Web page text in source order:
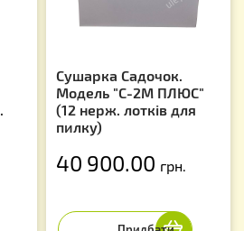
Сушарка Садочок.
Модель "С-2M ПЛЮС"
(12 нерж. лотків для
пилку)
40 900.00 грн.